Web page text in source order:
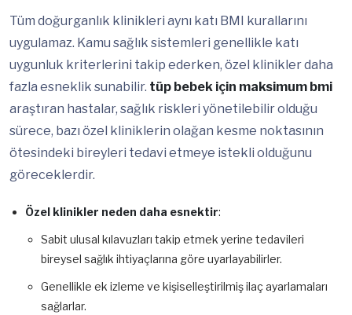
Tüm doğurganlık klinikleri aynı katı BMI kurallarını
uygulamaz. Kamu sağlık sistemleri genellikle katı
uygunluk kriterlerini takip ederken, özel klinikler daha
fazla esneklik sunabilir. tüp bebek için maksimum bmi
araştıran hastalar, sağlık riskleri yönetilebilir olduğu
sürece, bazı özel kliniklerin olağan kesme noktasının
ötesindeki bireyleri tedavi etmeye istekli olduğunu
göreceklerdir.
Özel klinikler neden daha esnektir:
Sabit ulusal kılavuzları takip etmek yerine tedavileri
bireysel sağlık ihtiyaçlarına göre uyarlayabilirler.
Genellikle ek izleme ve kişiselleştirilmiş ilaç ayarlamaları
sağlarlar.